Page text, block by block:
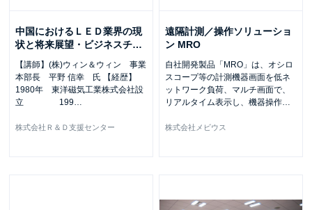
中国におけるＬＥＤ業界の現
状と将来展望・ビジネスチ…
【講師】(株)ウィン＆ウィン 事業
本部長 平野 信幸 氏 【経歴】
1980年 東洋磁気工業株式会社設
立 199…
株式会社Ｒ＆Ｄ支援センター
遠隔計測／操作ソリューショ
ン MRO
自社開発製品「MRO」は、オシロ
スコープ等の計測機器画面を低ネ
ットワーク負荷、マルチ画面で、
リアルタイム表示し、機器操作…
株式会社メビウス